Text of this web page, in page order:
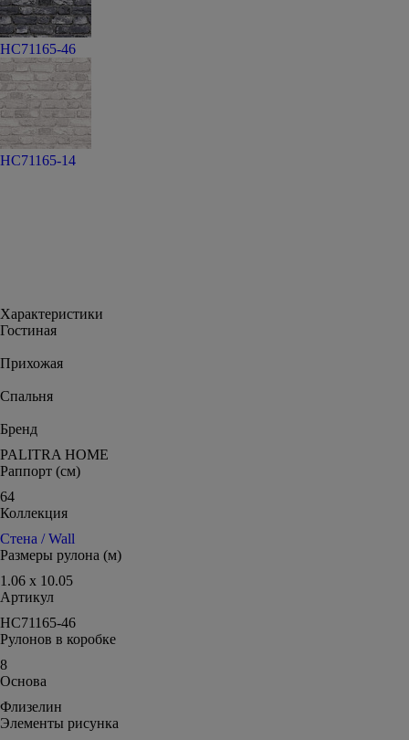
HC71165-46
HC71165-14
Характеристики
Гостиная
Прихожая
Спальня
Бренд
PALITRA HOME
Раппорт (см)
64
Коллекция
Стена / Wall
Размеры рулона (м)
1.06 x 10.05
Артикул
HC71165-46
Рулонов в коробке
8
Основа
Флизелин
Элементы рисунка